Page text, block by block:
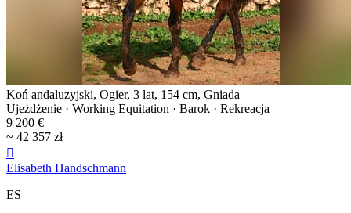
Koń andaluzyjski, Ogier, 3 lat, 154 cm, Gniada
Ujeżdżenie · Working Equitation · Barok · Rekreacja
9 200 €
~ 42 357 zł

Elisabeth Handschmann
ES